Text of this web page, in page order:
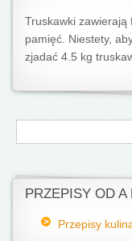
Truskawki zawierają
pamięć. Niestety,
zjadać 4.5 kg
Formularz
Szukaj
PRZEPISY OD A
Przepisy